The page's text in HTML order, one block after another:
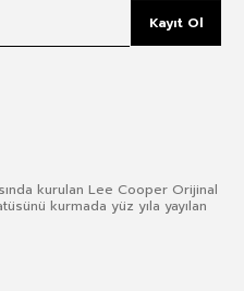
Kayıt Ol
kurulan Lee Cooper Orijinal
kurmada yüz yıla yayılan